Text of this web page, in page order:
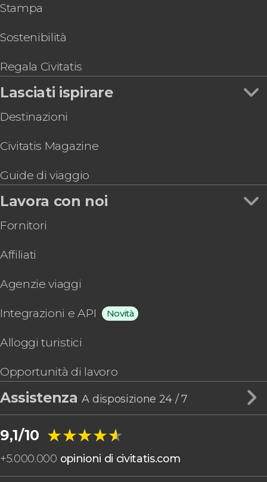
Biglietti per il Museo Fotografiska di Stoccolma
Pub Crawl di Stoccolma
Stampa
Sostenibilità
Regala Civitatis
Lasciati ispirare
Destinazioni
Civitatis Magazine
Guide di viaggio
Lavora con noi
Fornitori
Affiliati
Agenzie viaggi
Integrazioni e API Novità
Alloggi turistici
Opportunità di lavoro
AssistenzaA disposizione 24 / 7
9,1/10 ★★★★★
★★★★★
+5.000.000 opinioni di civitatis.com